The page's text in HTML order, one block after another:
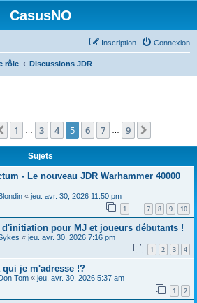
CasusNO
Connexion
Inscription
rôle Discussions JDR
sur
Précédent
1 3 4 5 6 7 9
Sujets
- Le nouveau JDR Warhammer 40000
« jeu. avr. 30, 2026 11:50 pm
1 … 7 8 9 10
d'initiation pour MJ et joueurs débutants !
« jeu. avr. 30, 2026 7:16 pm
1 2 3 4
je m'adresse !?
Don Tom « jeu. avr. 30, 2026 5:37 am
1 2